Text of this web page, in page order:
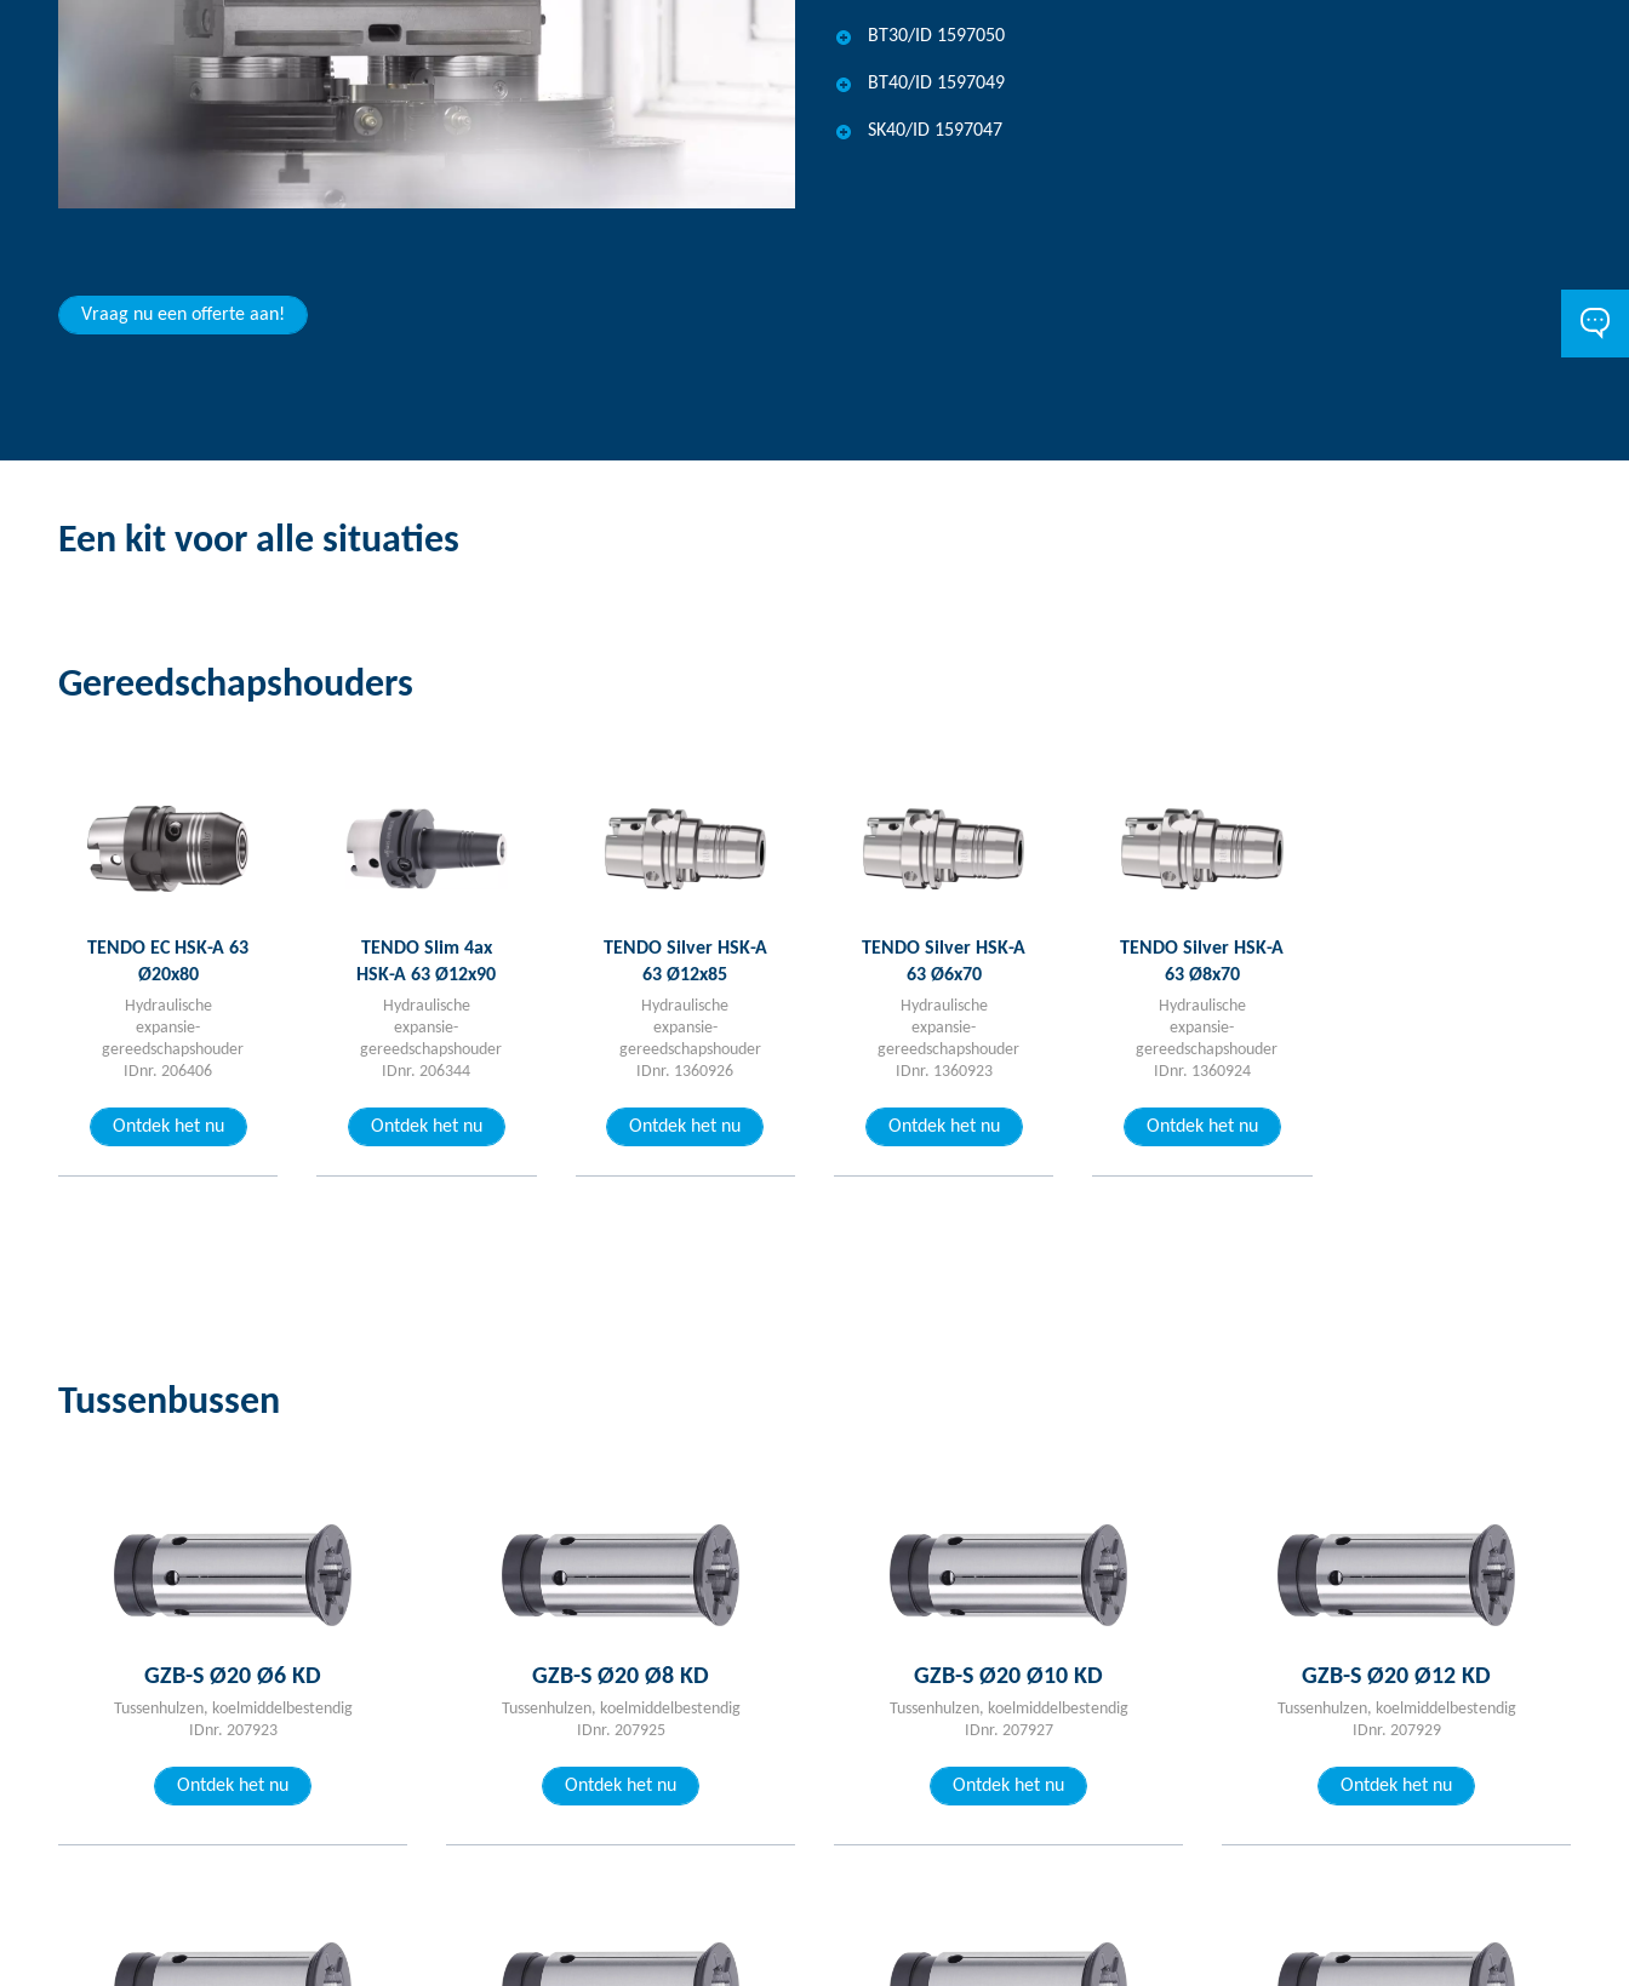
BT30/ID 1597050
BT40/ID 1597049
SK40/ID 1597047
Vraag nu een offerte aan!
Een kit voor alle situaties
Gereedschapshouders
TENDO EC HSK-A 63
Ø20x80
Hydraulische
expansie-
gereedschapshouder
IDnr. 206406
Ontdek het nu
TENDO Slim 4ax
HSK-A 63 Ø12x90
Hydraulische
expansie-
gereedschapshouder
IDnr. 206344
Ontdek het nu
TENDO Silver HSK-A
63 Ø12x85
Hydraulische
expansie-
gereedschapshouder
IDnr. 1360926
Ontdek het nu
TENDO Silver HSK-A
63 Ø6x70
Hydraulische
expansie-
gereedschapshouder
IDnr. 1360923
Ontdek het nu
TENDO Silver HSK-A
63 Ø8x70
Hydraulische
expansie-
gereedschapshouder
IDnr. 1360924
Ontdek het nu
Tussenbussen
GZB-S Ø20 Ø6 KD
Tussenhulzen, koelmiddelbestendig
IDnr. 207923
Ontdek het nu
GZB-S Ø20 Ø8 KD
Tussenhulzen, koelmiddelbestendig
IDnr. 207925
Ontdek het nu
GZB-S Ø20 Ø10 KD
Tussenhulzen, koelmiddelbestendig
IDnr. 207927
Ontdek het nu
GZB-S Ø20 Ø12 KD
Tussenhulzen, koelmiddelbestendig
IDnr. 207929
Ontdek het nu